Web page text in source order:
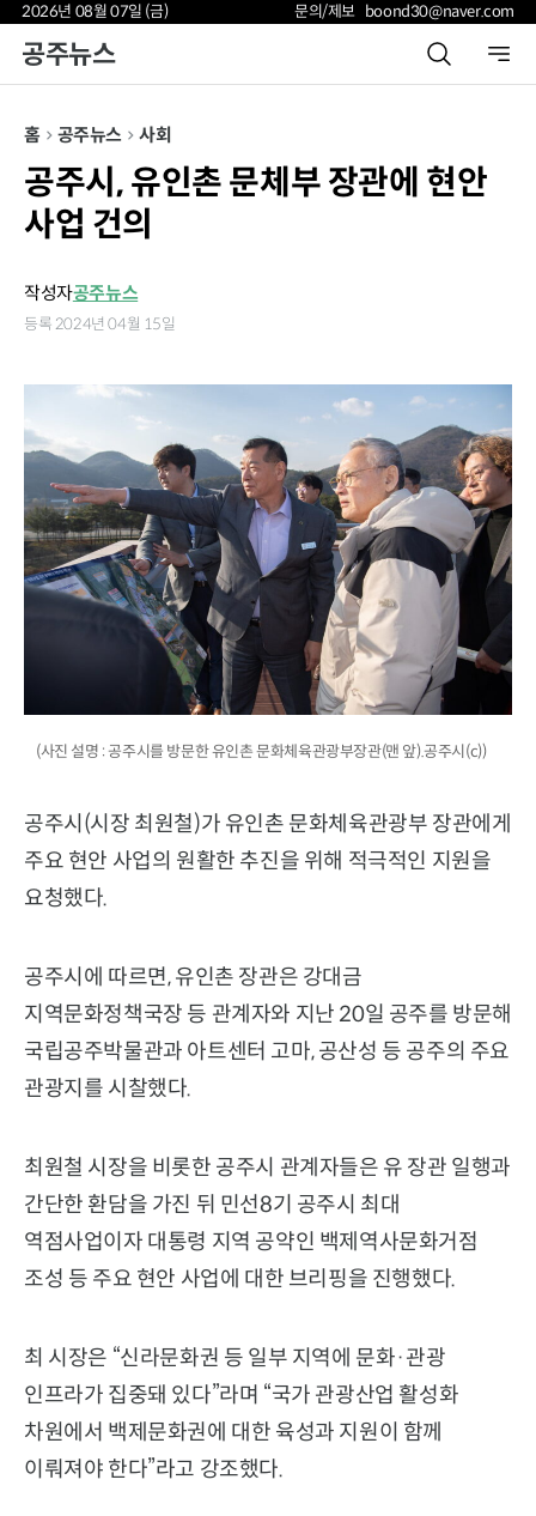
2026년 08월 07일 (금) 문의/제보 boond30@naver.com
공주뉴스
홈 공주뉴스 사회
공주시, 유인촌 문체부 장관에 현안
사업 건의
작성자공주뉴스
등록 2024년 04월 15일
(사진 설명 : 공주시를 방문한 유인촌 문화체육관광부장관(맨 앞).공주시(c))
공주시(시장 최원철)가 유인촌 문화체육관광부 장관에게
주요 현안 사업의 원활한 추진을 위해 적극적인 지원을
요청했다.
공주시에 따르면, 유인촌 장관은 강대금
지역문화정책국장 등 관계자와 지난 20일 공주를 방문해
국립공주박물관과 아트센터 고마, 공산성 등 공주의 주요
관광지를 시찰했다.
최원철 시장을 비롯한 공주시 관계자들은 유 장관 일행과
간단한 환담을 가진 뒤 민선8기 공주시 최대
역점사업이자 대통령 지역 공약인 백제역사문화거점
조성 등 주요 현안 사업에 대한 브리핑을 진행했다.
최 시장은 “신라문화권 등 일부 지역에 문화·관광
인프라가 집중돼 있다”라며 “국가 관광산업 활성화
차원에서 백제문화권에 대한 육성과 지원이 함께
이뤄져야 한다”라고 강조했다.